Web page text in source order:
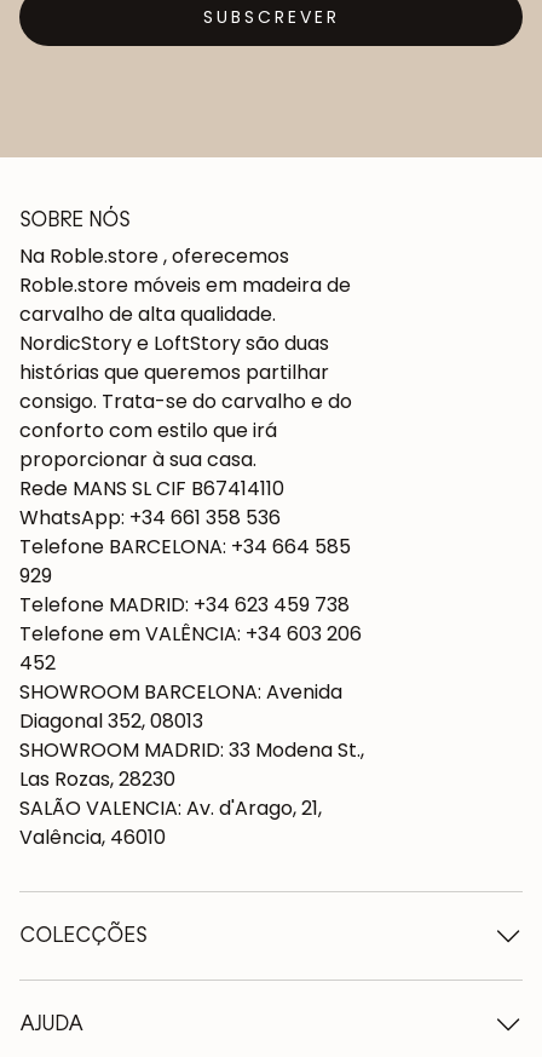
SUBSCREVER
SOBRE NÓS
Na Roble.store , oferecemos
Roble.store móveis em madeira de
carvalho de alta qualidade.
NordicStory e LoftStory são duas
histórias que queremos partilhar
consigo. Trata-se do carvalho e do
conforto com estilo que irá
proporcionar à sua casa.
Rede MANS SL CIF B67414110
WhatsApp: +34 661 358 536
Telefone BARCELONA: +34 664 585
929
Telefone MADRID: +34 623 459 738
Telefone em VALÊNCIA: +34 603 206
452
SHOWROOM BARCELONA: Avenida
Diagonal 352, 08013
SHOWROOM MADRID: 33 Modena St.,
Las Rozas, 28230
SALÃO VALENCIA: Av. d'Arago, 21,
Valência, 46010
COLECÇÕES
Mesas de madeira
Tabelas extensíveis
AJUDA